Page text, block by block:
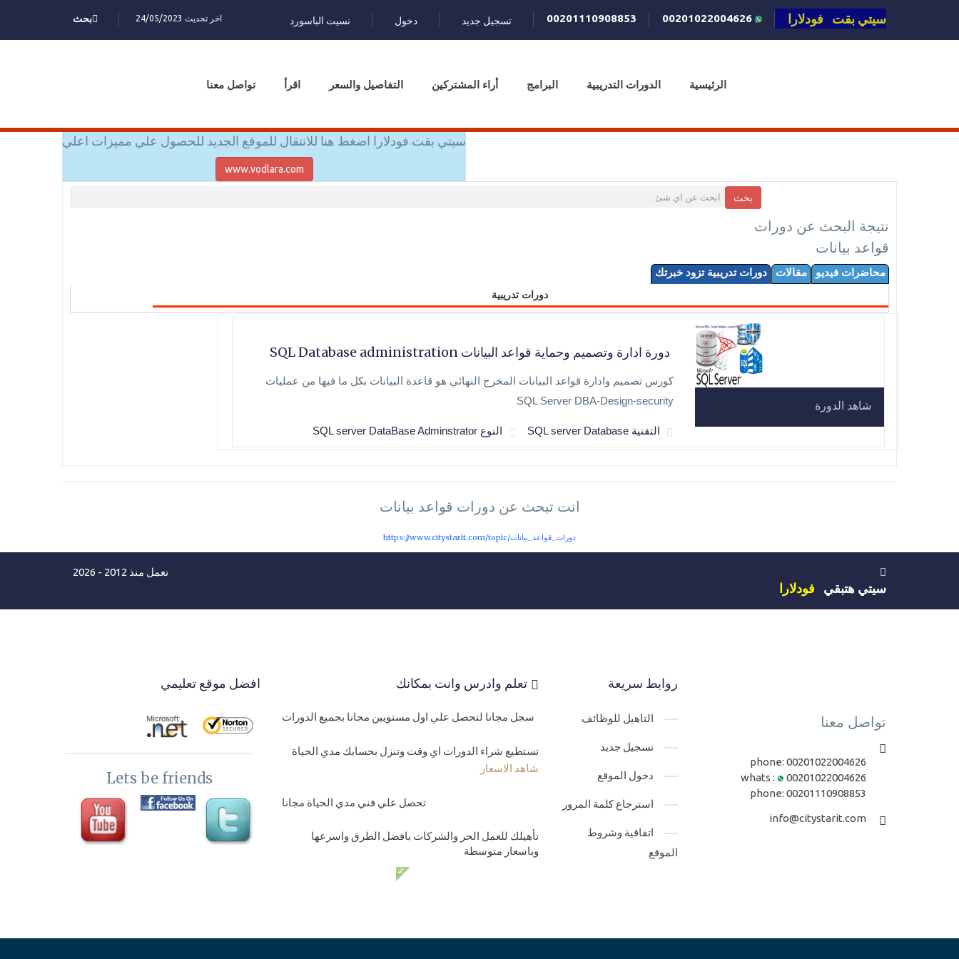
سيتي بقت فودلارا 00201110908853 تسجيل جديد دخول نسيت الباسورد اخر تحديث 24/05/2023 بحث
الرئيسية الدورات التدريبية البرامج أراء المشتركين التفاصيل والسعر اقرأ تواصل معنا
سيتي بقت فودلارا اضغط هنا للانتقال للموقع الجديد للحصول علي مميزات اعلي
www.vodlara.com
بحث
نتيجة البحث عن دورات
قواعد بيانات
محاضرات فيديو مقالات دورات تدريبية تزود خبرتك
دورات تدريبية
شاهد الدورة
دورة ادارة وتصميم وحماية قواعد البيانات SQL Database administration
كورس تصميم وادارة قواعد البيانات المخرج النهائي هو قاعدة البيانات بكل ما فيها من عمليات
SQL Server DBA-Design-security
التقنية SQL server Database النوع SQL server DataBase Adminstrator
انت تبحث عن دورات قواعد بيانات
https://www.citystarit.com/topic/دورات_قواعد_بيانات
نعمل منذ 2012 - 2026
سيتي هتبقي فودلارا
تواصل معنا
phone: 00201022004626
whats :
00201022004626
phone: 00201110908853
info@citystarit.com
روابط سريعة
التاهيل للوظائف
تسجيل جديد
دخول الموقع
استرجاع كلمة المرور
اتفاقية وشروط
الموقع
تعلم وادرس وانت بمكانك
سجل مجانا لتحصل علي اول مستويين مجانا بجميع الدورات
تستطيع شراء الدورات اي وقت وتنزل بحسابك مدي الحياة
شاهد الاسعار
تحصل علي فني مدي الحياة مجانا
تأهيلك للعمل الحر والشركات بافضل الطرق واسرعها
وباسعار متوسطة
افضل موقع تعليمي
Lets be friends